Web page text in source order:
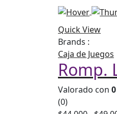
Quick View
Brands :
Caja de Juegos
Romp.
Valorado con 0
(0)